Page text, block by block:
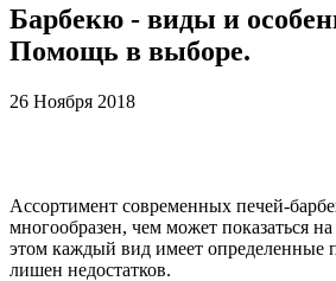
Барбекю - виды и
Помощь в выборе.
26 Ноября 2018
Ассортимент современных печей-
многообразен, чем может показаться
этом каждый вид имеет определенные
лишен недостатков.